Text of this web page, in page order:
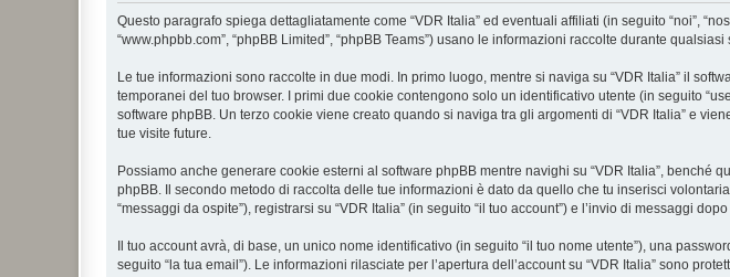
Questo paragrafo spiega dettagliatamente come “VDR Italia” ed eventuali affiliati (in seguito “noi”,
“www.phpbb.com”, “phpBB Limited”, “phpBB Teams”) usano le informazioni raccolte durante
Le tue informazioni sono raccolte in due modi. In primo luogo, mentre si naviga su “VDR Italia” il
temporanei del tuo browser. I primi due cookie contengono solo un identificativo utente (in seguito
software phpBB. Un terzo cookie viene creato quando si naviga tra gli argomenti di “VDR Italia” e
tue visite future.
Possiamo anche generare cookie esterni al software phpBB mentre navighi su “VDR Italia”,
phpBB. Il secondo metodo di raccolta delle tue informazioni è dato da quello che tu inserisci
“messaggi da ospite”), registrarsi su “VDR Italia” (in seguito “il tuo account”) e l’invio di messaggi
Il tuo account avrà, di base, un unico nome identificativo (in seguito “il tuo nome utente”), una
seguito “la tua email”). Le informazioni rilasciate per l’apertura dell’account su “VDR Italia” sono